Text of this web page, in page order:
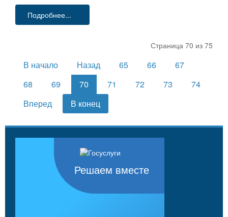
Подробнее...
Страница 70 из 75
В начало Назад 65 66
67
68
69 70 71 72 73
74
Вперед
В конец
Решаем вместе